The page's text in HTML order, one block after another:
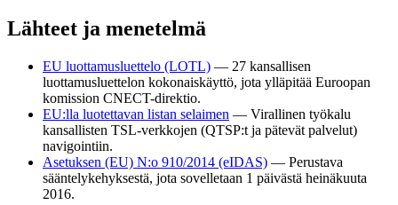
Lähteet ja menetelmä
EU luottamusluettelo (LOTL) — 27 kansallisen
luottamusluettelon kokonaiskäyttö, jota ylläpitää Euroopan
komission CNECT-direktio.
EU:lla luotettavan listan selaimen — Virallinen työkalu
kansallisten TSL-verkkojen (QTSP:t ja pätevät palvelut)
navigointiin.
Asetuksen (EU) N:o 910/2014 (eIDAS) — Perustava
sääntelykehyksestä, jota sovelletaan 1 päivästä heinäkuuta
2016.